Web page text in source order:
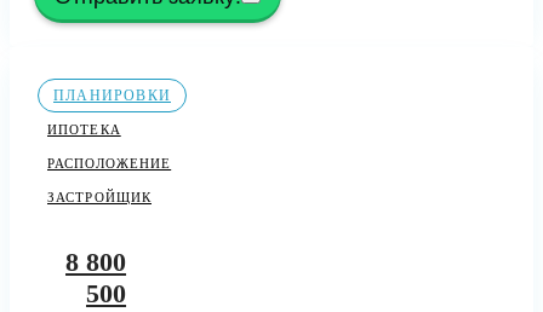
ПЛАНИРОВКИ
ИПОТЕКА
РАСПОЛОЖЕНИЕ
ЗАСТРОЙЩИК
8 800
500